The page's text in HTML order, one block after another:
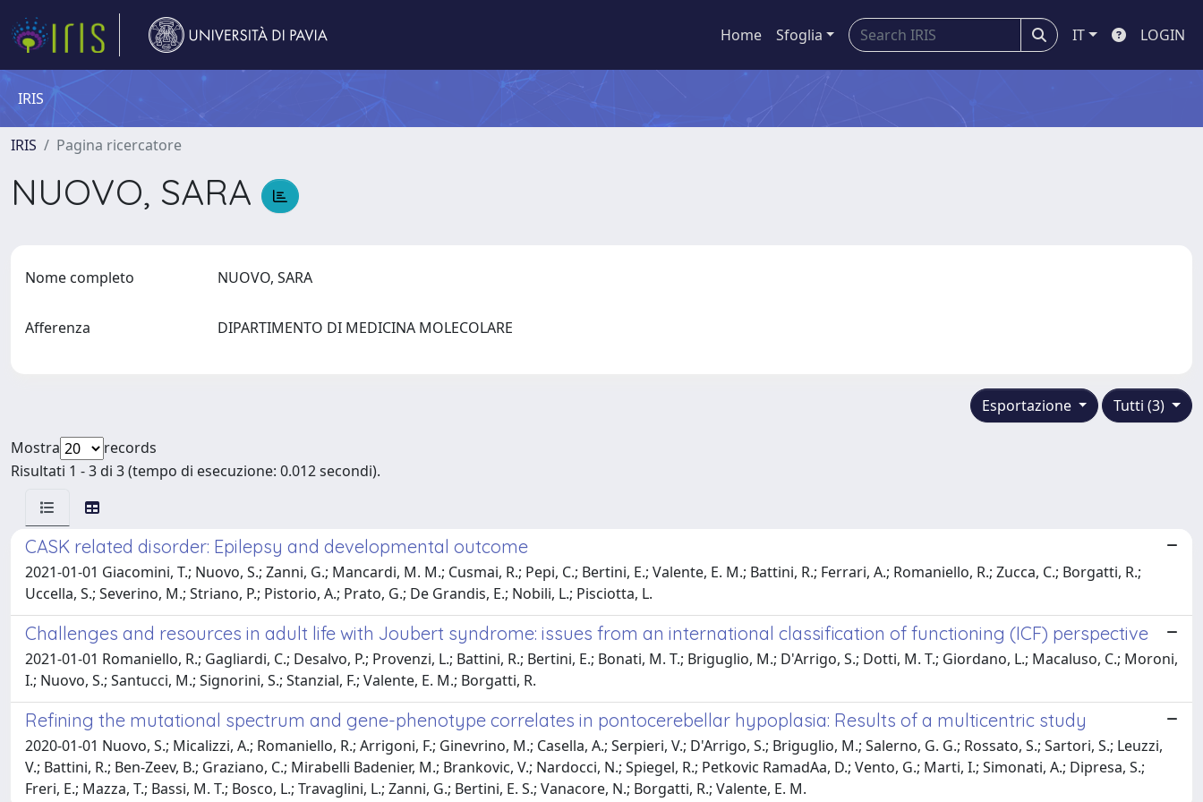
Home Sfoglia IT LOGIN
IRIS
IRIS Pagina ricercatore
NUOVO, SARA
Nome completo NUOVO, SARA
Afferenza DIPARTIMENTO DI MEDICINA MOLECOLARE
Tutti (3)
Esportazione
Mostra
records
Risultati 1 - 3 di 3 (tempo di esecuzione: 0.012 secondi).
CASK related disorder: Epilepsy and developmental outcome
2021-01-01 Giacomini, T.; Nuovo, S.; Zanni, G.; Mancardi, M. M.; Cusmai, R.; Pepi, C.; Bertini, E.; Valente, E. M.; Battini, R.; Ferrari, A.; Romaniello, R.; Zucca, C.; Borgatti, R.;
Uccella, S.; Severino, M.; Striano, P.; Pistorio, A.; Prato, G.; De Grandis, E.; Nobili, L.; Pisciotta, L.
Challenges and resources in adult life with Joubert syndrome: issues from an international classification of functioning (ICF) perspective
2021-01-01 Romaniello, R.; Gagliardi, C.; Desalvo, P.; Provenzi, L.; Battini, R.; Bertini, E.; Bonati, M. T.; Briguglio, M.; D'Arrigo, S.; Dotti, M. T.; Giordano, L.; Macaluso, C.; Moroni,
I.; Nuovo, S.; Santucci, M.; Signorini, S.; Stanzial, F.; Valente, E. M.; Borgatti, R.
Refining the mutational spectrum and gene-phenotype correlates in pontocerebellar hypoplasia: Results of a multicentric study
2020-01-01 Nuovo, S.; Micalizzi, A.; Romaniello, R.; Arrigoni, F.; Ginevrino, M.; Casella, A.; Serpieri, V.; D'Arrigo, S.; Briguglio, M.; Salerno, G. G.; Rossato, S.; Sartori, S.; Leuzzi,
V.; Battini, R.; Ben-Zeev, B.; Graziano, C.; Mirabelli Badenier, M.; Brankovic, V.; Nardocci, N.; Spiegel, R.; Petkovic RamadAa, D.; Vento, G.; Marti, I.; Simonati, A.; Dipresa, S.;
Freri, E.; Mazza, T.; Bassi, M. T.; Bosco, L.; Travaglini, L.; Zanni, G.; Bertini, E. S.; Vanacore, N.; Borgatti, R.; Valente, E. M.